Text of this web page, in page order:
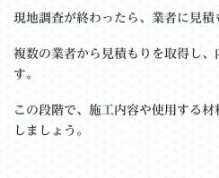
現地調査が終わったら、業者に見積
複数の業者から見積もりを取得し
す。
この段階で、施工内容や使用する
しましょう。